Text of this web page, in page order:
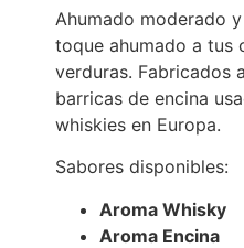
Ahumado moderado
toque ahumado a tus
verduras. Fabricados
barricas de encina
whiskies en Europa.
Sabores disponibles:
Aroma Whisky
Aroma Encina